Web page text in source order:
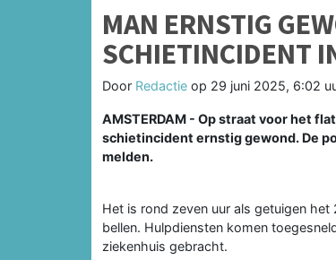
MAN ERNSTIG
SCHIETINCIDENT
Door Redactie op 29 juni 2025, 6:02
AMSTERDAM - Op straat voor het
schietincident ernstig gewond. De
melden.
Het is rond zeven uur als getuigen
bellen. Hulpdiensten komen
ziekenhuis gebracht.